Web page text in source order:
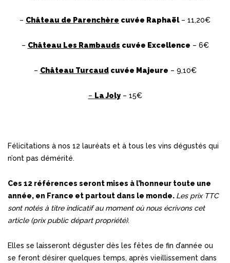
– Château de Parenchère cuvée Raphaël– 11,20€
– Château Les Rambauds cuvée Excellence – 6€
– Château Turcaudcuvée Majeure – 9,10€
– La Joly– 15€
Félicitations à nos 12 lauréats et à tous les vins dégustés qui
n’ont pas démérité.
Ces 12 références seront mises à l’honneur toute une
année, en France et partout dans le monde. Les prix TTC
sont notés à titre indicatif au moment où nous écrivons cet
article (prix public départ propriété).
Elles se laisseront déguster dès les fêtes de fin d’année ou
se feront désirer quelques temps, après vieillissement dans